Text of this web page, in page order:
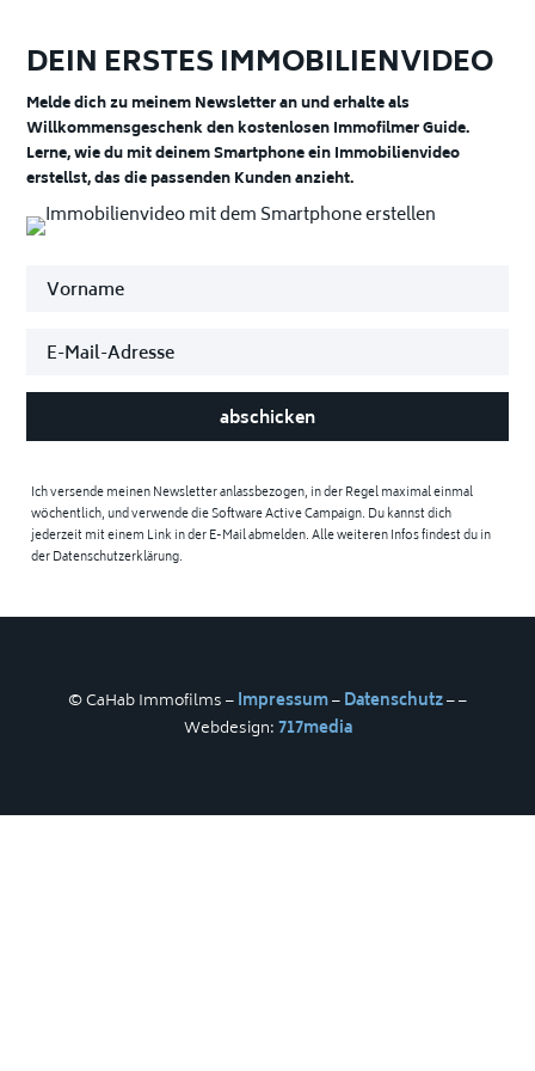
DEIN ERSTES IMMOBILIENVIDEO
Melde dich zu meinem Newsletter an und erhalte als
Willkommensgeschenk den kostenlosen Immofilmer Guide.
Lerne, wie du mit deinem Smartphone ein Immobilienvideo
erstellst, das die passenden Kunden anzieht.
abschicken
Ich versende meinen Newsletter anlassbezogen, in der Regel maximal einmal
wöchentlich, und verwende die Software Active Campaign. Du kannst dich
jederzeit mit einem Link in der E-Mail abmelden. Alle weiteren Infos findest du in
der Datenschutzerklärung.
© CaHab Immofilms –Impressum–Datenschutz––
Webdesign:717media